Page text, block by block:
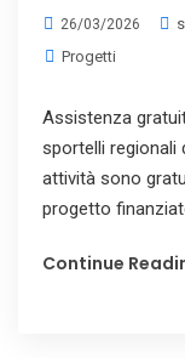
26/03/2026
Progetti
Assistenza
sportelli regionali
attività sono
progetto
Continue